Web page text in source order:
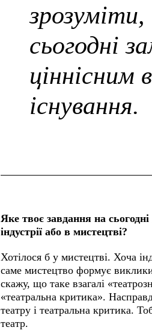
сьогодні
ціннісним
існування.
Яке твоє завдання на
індустрії або в мистецтві?
Хотілося б у мистецтві. Хоча
саме мистецтво формує
скажу, що таке взагалі
«театральна критика».
театру і театральна критика.
театр.